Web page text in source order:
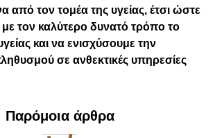
από τον τομέα της υγείας, έτσι ώστε
τον καλύτερο δυνατό τρόπο το
και να ενισχύσουμε την
σε ανθεκτικές υπηρεσίες
Παρόμοια άρθρα